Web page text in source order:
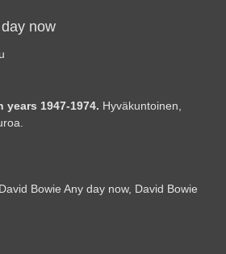
now
1947-1974. Hyväkuntoinen,
David Bowie Any day now, David Bowie